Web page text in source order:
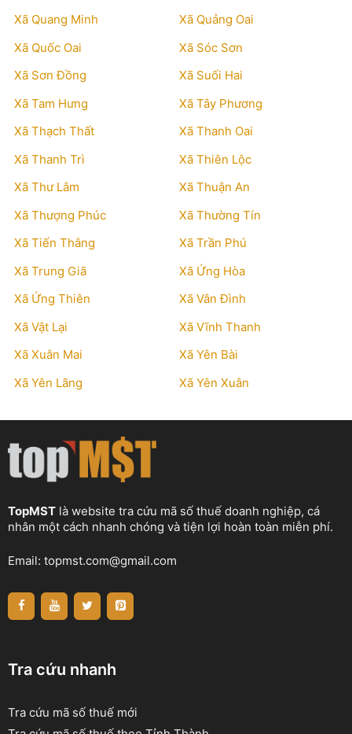
Xã Quang Minh
Xã Quảng Oai
Xã Quốc Oai
Xã Sóc Sơn
Xã Sơn Đồng
Xã Suối Hai
Xã Tam Hưng
Xã Tây Phương
Xã Thạch Thất
Xã Thanh Oai
Xã Thanh Trì
Xã Thiên Lộc
Xã Thư Lâm
Xã Thuận An
Xã Thượng Phúc
Xã Thường Tín
Xã Tiến Thắng
Xã Trần Phú
Xã Trung Giã
Xã Ứng Hòa
Xã Ứng Thiên
Xã Vân Đình
Xã Vật Lại
Xã Vĩnh Thanh
Xã Xuân Mai
Xã Yên Bài
Xã Yên Lãng
Xã Yên Xuân
TopMST là website tra cứu mã số thuế doanh nghiệp, cá
nhân một cách nhanh chóng và tiện lợi hoàn toàn miễn phí.
Email: topmst.com@gmail.com
Tra cứu nhanh
Tra cứu mã số thuế mới